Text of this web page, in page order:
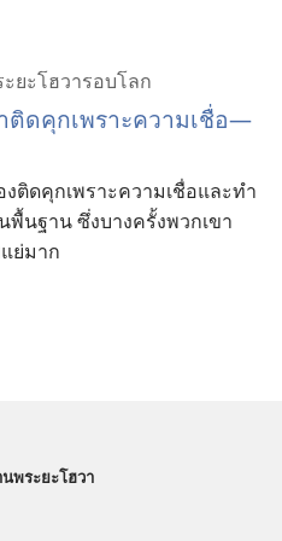
ยะโฮวารอบโลก
ติด​คุก​เพราะ​ความ​เชื่อ—
ติด​คุก​เพราะ​ความ​เชื่อ​และ​ทำ​
น​ฐาน ซึ่ง​บาง​ครั้ง​พวก​เขา​
ย่​มาก
พระยะโฮวา